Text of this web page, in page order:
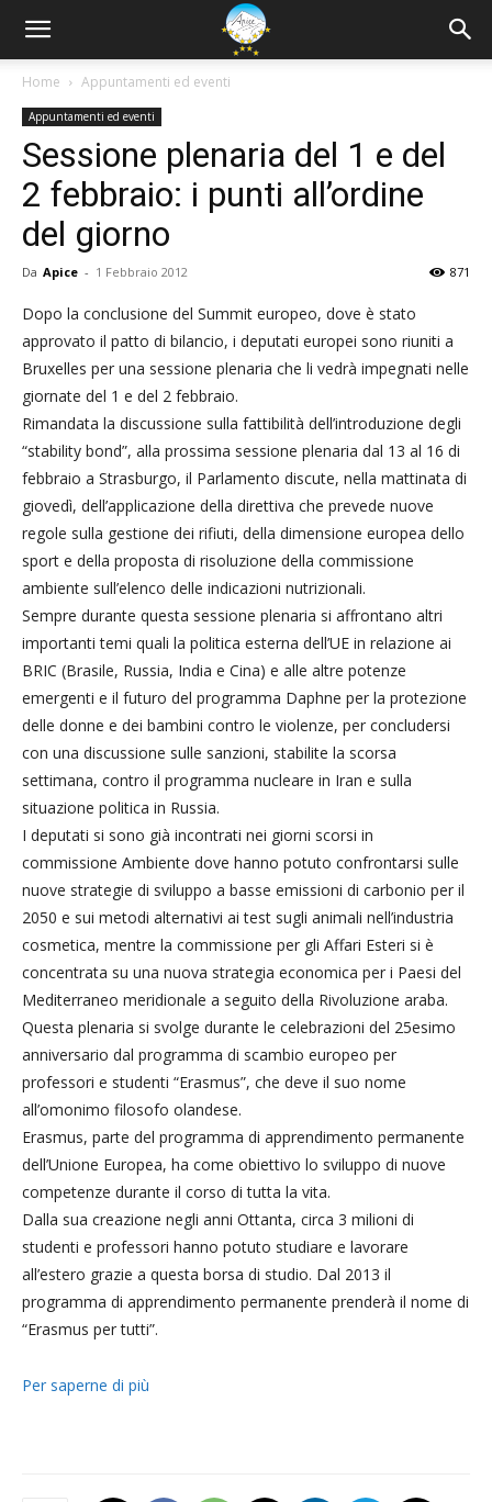
Home Appuntamenti ed eventi
Appuntamenti ed eventi
Sessione plenaria del 1 e del
2 febbraio: i punti all’ordine
del giorno
Da Apice - 1 Febbraio 2012 871
Dopo la conclusione del Summit europeo, dove è stato
approvato il patto di bilancio, i deputati europei sono riuniti a
Bruxelles per una sessione plenaria che li vedrà impegnati nelle
giornate del 1 e del 2 febbraio.
Rimandata la discussione sulla fattibilità dell’introduzione degli
“stability bond”, alla prossima sessione plenaria dal 13 al 16 di
febbraio a Strasburgo, il Parlamento discute, nella mattinata di
giovedì, dell’applicazione della direttiva che prevede nuove
regole sulla gestione dei rifiuti, della dimensione europea dello
sport e della proposta di risoluzione della commissione
ambiente sull’elenco delle indicazioni nutrizionali.
Sempre durante questa sessione plenaria si affrontano altri
importanti temi quali la politica esterna dell’UE in relazione ai
BRIC (Brasile, Russia, India e Cina) e alle altre potenze
emergenti e il futuro del programma Daphne per la protezione
delle donne e dei bambini contro le violenze, per concludersi
con una discussione sulle sanzioni, stabilite la scorsa
settimana, contro il programma nucleare in Iran e sulla
situazione politica in Russia.
I deputati si sono già incontrati nei giorni scorsi in
commissione Ambiente dove hanno potuto confrontarsi sulle
nuove strategie di sviluppo a basse emissioni di carbonio per il
2050 e sui metodi alternativi ai test sugli animali nell’industria
cosmetica, mentre la commissione per gli Affari Esteri si è
concentrata su una nuova strategia economica per i Paesi del
Mediterraneo meridionale a seguito della Rivoluzione araba.
Questa plenaria si svolge durante le celebrazioni del 25esimo
anniversario dal programma di scambio europeo per
professori e studenti “Erasmus”, che deve il suo nome
all’omonimo filosofo olandese.
Erasmus, parte del programma di apprendimento permanente
dell’Unione Europea, ha come obiettivo lo sviluppo di nuove
competenze durante il corso di tutta la vita.
Dalla sua creazione negli anni Ottanta, circa 3 milioni di
studenti e professori hanno potuto studiare e lavorare
all’estero grazie a questa borsa di studio. Dal 2013 il
programma di apprendimento permanente prenderà il nome di
“Erasmus per tutti”.
Per saperne di più